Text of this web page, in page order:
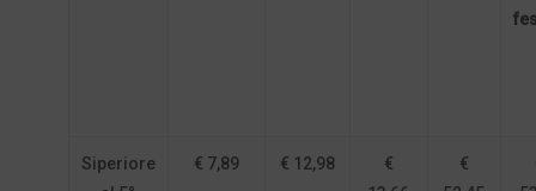
Siperiore
€ 7,89 € 12,98
€
€